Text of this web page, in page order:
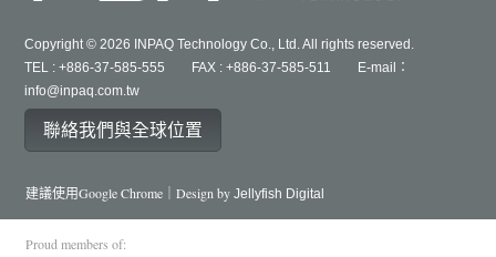
Copyright © 2026 INPAQ Technology Co., Ltd. All rights reserved.
TEL : +886-37-585-555 FAX : +886-37-585-511 E-mail：
info@inpaq.com.tw
聯絡我們與全球位置
建議使用Google Chrome｜Design byJellyfish Digital
Proud members of: